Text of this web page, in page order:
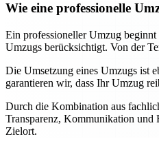
Wie eine professionelle
Ein professioneller Umzug
Umzugs berücksichtigt. Von der
Die Umsetzung eines Umzugs ist
garantieren wir, dass Ihr Umzug
Durch die Kombination aus
Transparenz, Kommunikation und
Zielort.